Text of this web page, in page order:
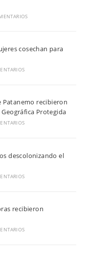
cosechan para
Patanemo recibieron
Protegida
descolonizando el
recibieron